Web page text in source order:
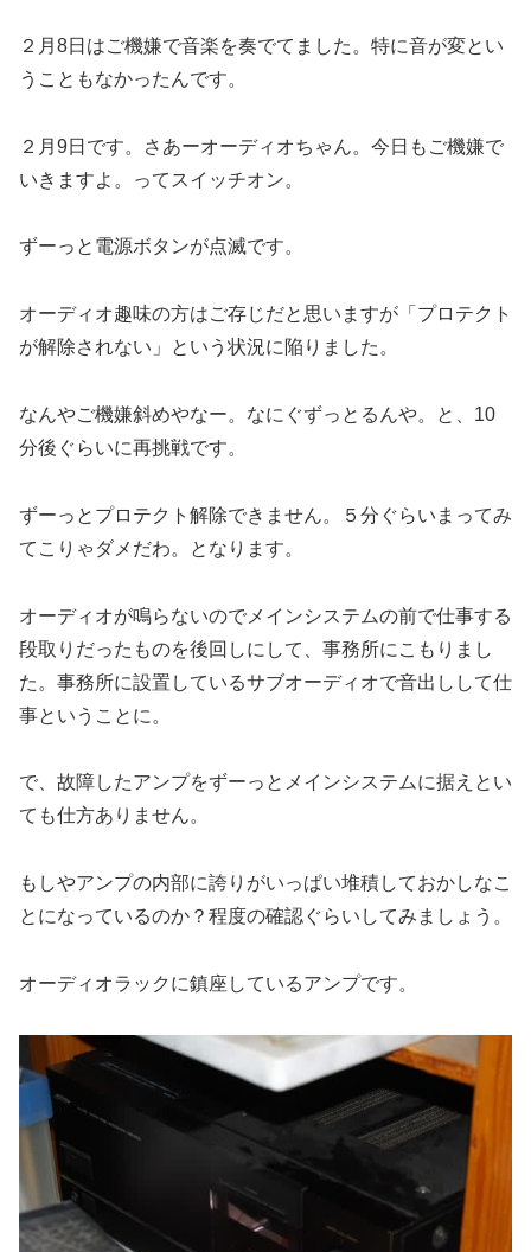
２月8日はご機嫌で音楽を奏でてました。特に音が変とい
うこともなかったんです。
２月9日です。さあーオーディオちゃん。今日もご機嫌で
いきますよ。ってスイッチオン。
ずーっと電源ボタンが点滅です。
オーディオ趣味の方はご存じだと思いますが「プロテクト
が解除されない」という状況に陥りました。
なんやご機嫌斜めやなー。なにぐずっとるんや。と、10
分後ぐらいに再挑戦です。
ずーっとプロテクト解除できません。５分ぐらいまってみ
てこりゃダメだわ。となります。
オーディオが鳴らないのでメインシステムの前で仕事する
段取りだったものを後回しにして、事務所にこもりまし
た。事務所に設置しているサブオーディオで音出しして仕
事ということに。
で、故障したアンプをずーっとメインシステムに据えとい
ても仕方ありません。
もしやアンプの内部に誇りがいっぱい堆積しておかしなこ
とになっているのか？程度の確認ぐらいしてみましょう。
オーディオラックに鎮座しているアンプです。